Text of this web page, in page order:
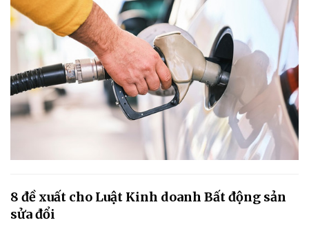
8 đề xuất cho Luật Kinh doanh Bất động sản
sửa đổi